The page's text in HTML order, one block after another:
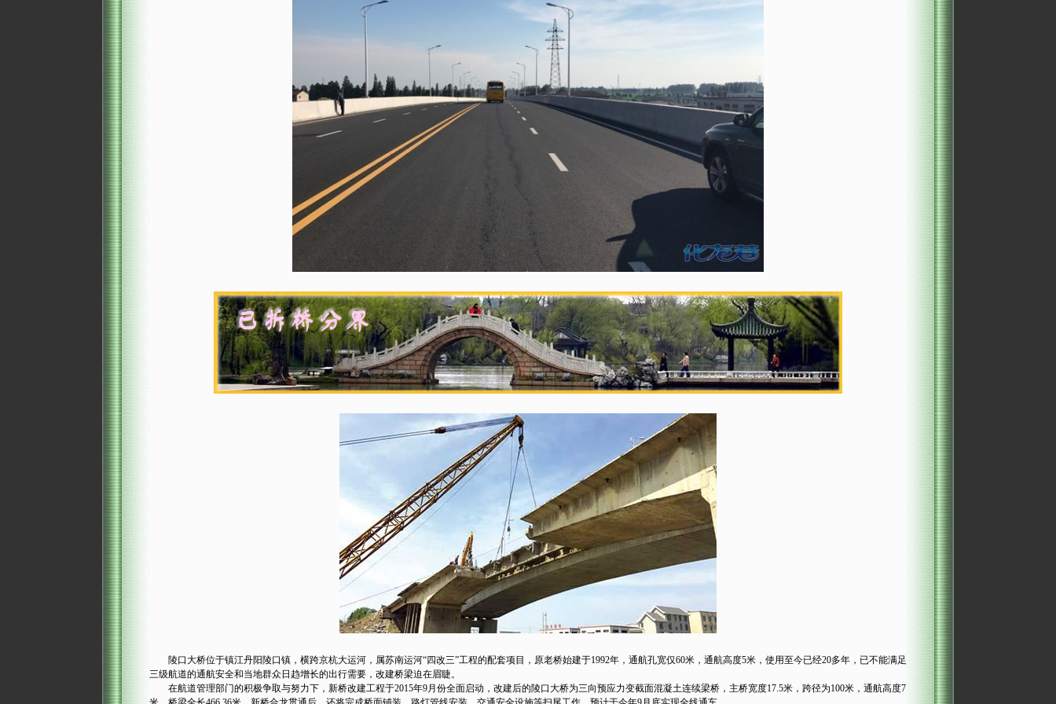
陵口大桥位于镇江丹阳陵口镇，横跨京杭大运河，属苏南运河“四改三”工程的配套项目，原老桥始建于1992年，通航孔宽仅60米，通航高度5米，使用至今已经20多年，已不能满足
三级航道的通航安全和当地群众日趋增长的出行需要，改建桥梁迫在眉睫。
在航道管理部门的积极争取与努力下，新桥改建工程于2015年9月份全面启动，改建后的陵口大桥为三向预应力变截面混凝土连续梁桥，主桥宽度17.5米，跨径为100米，通航高度7